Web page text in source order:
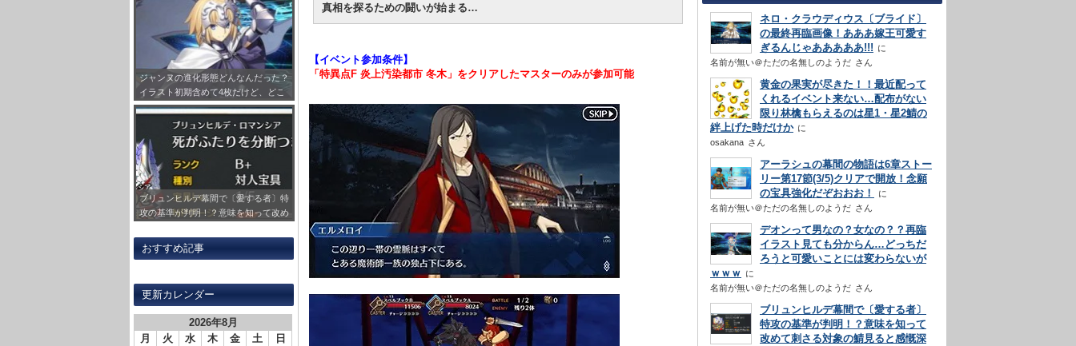
ジャンヌの進化形態どんなんだった？
イラスト初期含めて4枚だけど、どこ
か1回絵柄変わらず！？
ブリュンヒルデ幕間で〔愛する者〕特
攻の基準が判明！？意味を知って改め
が…
おすすめ記事
更新カレンダー
2026年8月
月
火 水 木 金 土 日
真相を探るための闘いが始まる…
【イベント参加条件】
「特異点F 炎上汚染都市 冬木」をクリアしたマスターのみが参加可能
ネロ・クラウディウス〔ブライド〕
の最終再臨画像！あああ嫁王可愛す
ぎるんじゃあああああ!!!
名前が無い＠ただの名無しのようだ さん
黄金の果実が尽きた！！最近配って
くれるイベント来ない…配布がない
限り林檎もらえるのは星1・星2鯖の
絆上げた時だけか
osakana さん
アーラシュの幕間の物語は6章ストー
リー第17節(3/5)クリアで開放！念願
の宝具強化だぞおおお！
名前が無い＠ただの名無しのようだ さん
デオンって男なの？女なの？？再臨
イラスト見ても分からん…どっちだ
ろうと可愛いことには変わらないが
ｗｗｗ
名前が無い＠ただの名無しのようだ さん
ブリュンヒルデ幕間で〔愛する者〕
特攻の基準が判明！？意味を知って
改めて刺さる対象の鯖見ると感慨深